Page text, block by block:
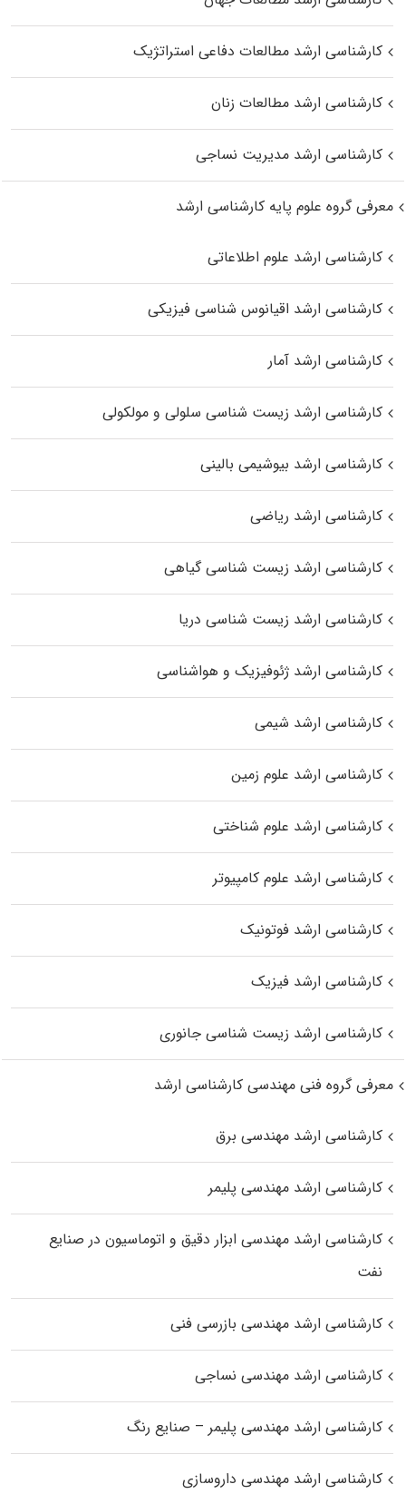
کارشناسی ارشد مطالعات دفاعی استراتژیک
کارشناسی ارشد مطالعات زنان
کارشناسی ارشد مدیریت نساجی
معرفی گروه علوم پایه کارشناسی ارشد
کارشناسی ارشد علوم اطلاعاتی
کارشناسی ارشد اقیانوس‌ شناسی فیزیکی
کارشناسی ارشد آمار
کارشناسی ارشد زیست شناسی سلولی و مولکولی
کارشناسی ارشد بیوشیمی بالینی
کارشناسی ارشد ریاضی
کارشناسی ارشد زیست‌ شناسی گیاهی
کارشناسی ارشد زیست‌ شناسی دریا
کارشناسی ارشد ژئوفیزیک و هواشناسی
کارشناسی ارشد شیمی
کارشناسی ارشد علوم زمین
کارشناسی ارشد علوم شناختی
کارشناسی ارشد علوم کامپیوتر
کارشناسی ارشد فوتونیک
کارشناسی ارشد فیزیک
کارشناسی ارشد زیست‌ شناسی جانوری
معرفی گروه فنی مهندسی کارشناسی ارشد
کارشناسی ارشد مهندسی برق
کارشناسی ارشد مهندسی پلیمر
کارشناسی ارشد مهندسی ابزار دقیق و اتوماسیون در صنایع
نفت
کارشناسی ارشد مهندسی بازرسی فنی
کارشناسی ارشد مهندسی نساجی
کارشناسی ارشد مهندسی پلیمر – صنایع رنگ
کارشناسی ارشد مهندسی داروسازی